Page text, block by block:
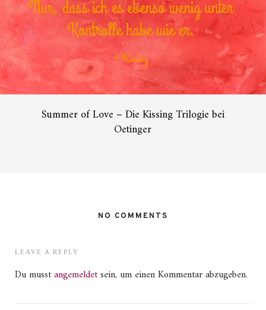
Summer of Love – Die Kissing Trilogie bei
Oetinger
NO COMMENTS
LEAVE A REPLY
Du musstangemeldetsein, um einen Kommentar abzugeben.